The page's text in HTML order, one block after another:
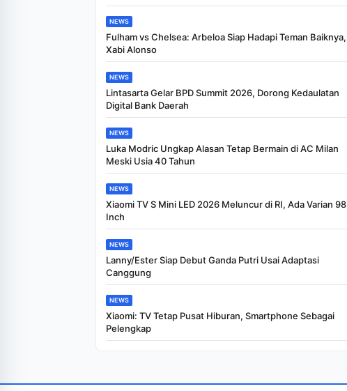
NEWS
Fulham vs Chelsea: Arbeloa Siap Hadapi Teman Baiknya,
Xabi Alonso
NEWS
Lintasarta Gelar BPD Summit 2026, Dorong Kedaulatan
Digital Bank Daerah
NEWS
Luka Modric Ungkap Alasan Tetap Bermain di AC Milan
Meski Usia 40 Tahun
NEWS
Xiaomi TV S Mini LED 2026 Meluncur di RI, Ada Varian 98
Inch
NEWS
Lanny/Ester Siap Debut Ganda Putri Usai Adaptasi
Canggung
NEWS
Xiaomi: TV Tetap Pusat Hiburan, Smartphone Sebagai
Pelengkap